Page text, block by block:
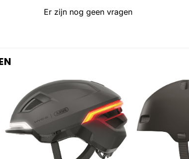
Er zijn nog geen vragen